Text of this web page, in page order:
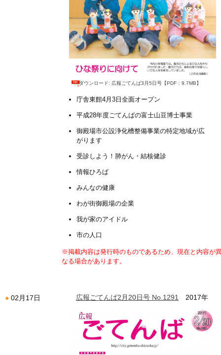
ダウンロード: 広報ごてんば3月5日号【PDF：9.7MB】
庁舎東館4月3日全面オープン
平成28年度ごてんばの富士山豆博士事業
御殿場市公設浄化槽整備事業の特定地域が広
がります
受診しよう！肺がん・結核健診
情報ひろば
みんなの健康
わが街御殿場の企業
我が家のアイドル
市の人口
※掲載内容は発行時のものであるため、現在と内容が
なる場合があります。
02月17日 広報ごてんば2月20日号 No.1291 2017年